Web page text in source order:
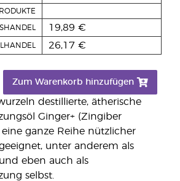
destillierte, ätherische
Ginger+ (Zingiber
ganze Reihe nützlicher
unter anderem als
eben auch als
selbst.
19,89 €
26,17 €
Zum Warenkorb hinzufügen